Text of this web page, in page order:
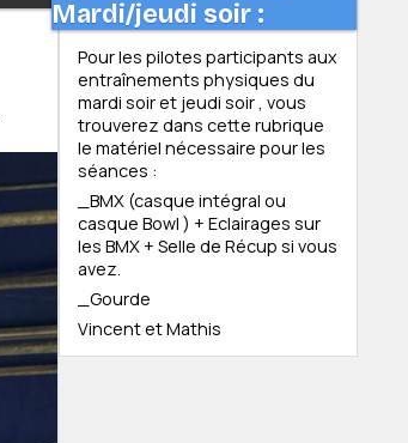
Mardi/jeudi soir :
Pour les pilotes participants aux
entraînements physiques du
mardi soir et jeudi soir , vous
trouverez dans cette rubrique
le matériel nécessaire pour les
séances :
_BMX (casque intégral ou
casque Bowl ) + Eclairages sur
les BMX + Selle de Récup si vous
avez.
_Gourde
Vincent et Mathis